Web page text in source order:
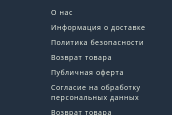
О нас
Информация о доставке
Политика безопасности
Возврат товара
Публичная оферта
Согласие на обработку
персональных данных
Возврат товара